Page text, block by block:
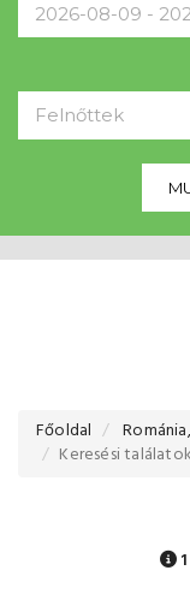
Felnőttek
Főoldal
Keresési találatok
1